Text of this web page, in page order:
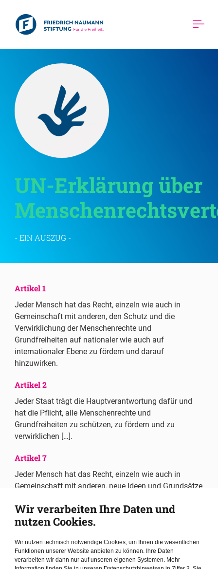
UN-Erklärung über
- EIN AUSZUG -
Artikel 1
Jeder Mensch hat das Recht, einzeln wie auch in
Gemeinschaft mit anderen, den Schutz und die
Verwirklichung der Menschenrechte und
Grundfreiheiten auf nationaler wie auch auf
internationaler Ebene zu fördern und darauf
hinzuwirken.
Artikel 2
Jeder Staat trägt die Hauptverantwortung dafür und
hat die Pflicht, alle Menschenrechte und
Grundfreiheiten zu schützen, zu fördern und zu
verwirklichen […].
Artikel 7
Jeder Mensch hat das Recht, einzeln wie auch in
Gemeinschaft mit anderen, neue Ideen und Grundsätze
zu erörtern und für ihre Annahme einzutreten.
Jeder Mensch hat das Recht, einzeln wie auch in
Gemeinschaft mit anderen, wirksam ohne
Wir verarbeiten Ihre Daten und
nutzen Cookies.
Wir nutzen technisch notwendige Cookies, um Ihnen die wesentlichen
Funktionen unserer Website anbieten zu können. Ihre Daten
verarbeiten wir dann nur auf unseren eigenen Systemen. Mehr